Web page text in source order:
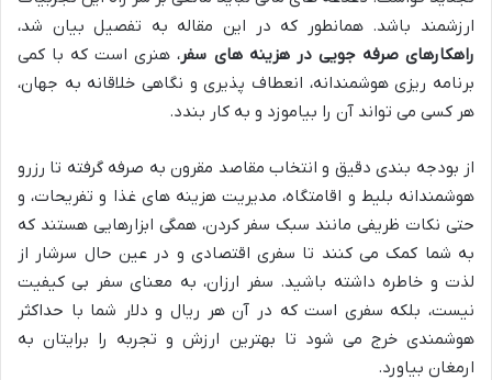
ارزشمند باشد. همانطور که در این مقاله به تفصیل بیان شد،
راهکارهای صرفه جویی در هزینه های سفر، هنری است که با کمی
برنامه ریزی هوشمندانه، انعطاف پذیری و نگاهی خلاقانه به جهان،
هر کسی می تواند آن را بیاموزد و به کار بندد.
از بودجه بندی دقیق و انتخاب مقاصد مقرون به صرفه گرفته تا رزرو
هوشمندانه بلیط و اقامتگاه، مدیریت هزینه های غذا و تفریحات، و
حتی نکات ظریفی مانند سبک سفر کردن، همگی ابزارهایی هستند که
به شما کمک می کنند تا سفری اقتصادی و در عین حال سرشار از
لذت و خاطره داشته باشید. سفر ارزان، به معنای سفر بی کیفیت
نیست، بلکه سفری است که در آن هر ریال و دلار شما با حداکثر
هوشمندی خرج می شود تا بهترین ارزش و تجربه را برایتان به
ارمغان بیاورد.